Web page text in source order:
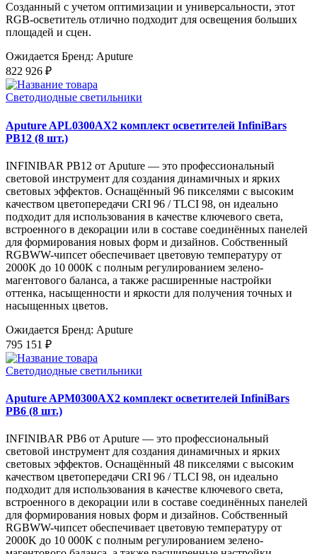
Созданный с учетом оптимизации и универсальности, этот
RGB-осветитель отлично подходит для освещения больших
площадей и сцен.
Ожидается Бренд: Aputure
822 926 ₽
Светодиодные светильники
Aputure APL0300AX2 комплект осветителей InfiniBars
PB12 (8 шт.)
INFINIBAR PB12 от Aputure — это профессиональный
световой инструмент для создания динамичных и ярких
световых эффектов. Оснащённый 96 пикселями с высоким
качеством цветопередачи CRI 96 / TLCI 98, он идеально
подходит для использования в качестве ключевого света,
встроенного в декорации или в составе соединённых панелей
для формирования новых форм и дизайнов. Собственный
RGBWW-чипсет обеспечивает цветовую температуру от
2000K до 10 000K с полным регулированием зелено-
магентового баланса, а также расширенные настройки
оттенка, насыщенности и яркости для получения точных и
насыщенных цветов.
Ожидается Бренд: Aputure
795 151 ₽
Светодиодные светильники
Aputure APM0300AX2 комплект осветителей InfiniBars
PB6 (8 шт.)
INFINIBAR PB6 от Aputure — это профессиональный
световой инструмент для создания динамичных и ярких
световых эффектов. Оснащённый 48 пикселями с высоким
качеством цветопередачи CRI 96 / TLCI 98, он идеально
подходит для использования в качестве ключевого света,
встроенного в декорации или в составе соединённых панелей
для формирования новых форм и дизайнов. Собственный
RGBWW-чипсет обеспечивает цветовую температуру от
2000K до 10 000K с полным регулированием зелено-